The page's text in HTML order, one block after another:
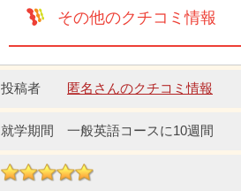
その他のクチコミ情報
匿名さんのクチコミ情報
一般英語コースに10週間